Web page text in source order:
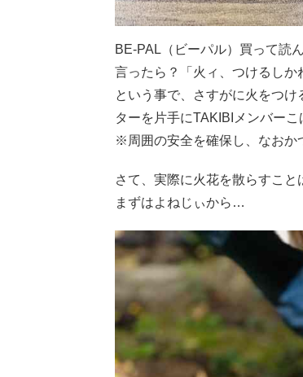
BE-PAL（ビーパル）買って読
言ったら？「火ィ、つけるしか
という事で、さすがに火をつ
ターを片手にTAKIBIメンバー
※周囲の安全を確保し、なおか
さて、実際に火花を散らすこと
まずはよねじぃから…